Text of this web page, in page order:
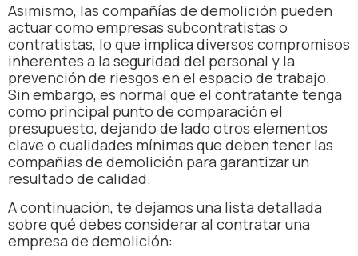
Asimismo, las compañías de demolición pueden
actuar como empresas subcontratistas o
contratistas, lo que implica diversos compromisos
inherentes a la seguridad del personal y la
prevención de riesgos en el espacio de trabajo.
Sin embargo, es normal que el contratante tenga
como principal punto de comparación el
presupuesto, dejando de lado otros elementos
clave o cualidades mínimas que deben tener las
compañías de demolición para garantizar un
resultado de calidad.
A continuación, te dejamos una lista detallada
sobre qué debes considerar al contratar una
empresa de demolición: